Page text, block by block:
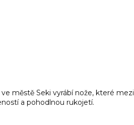
městě Seki vyrábí nože, které mezi
a pohodlnou rukojetí.